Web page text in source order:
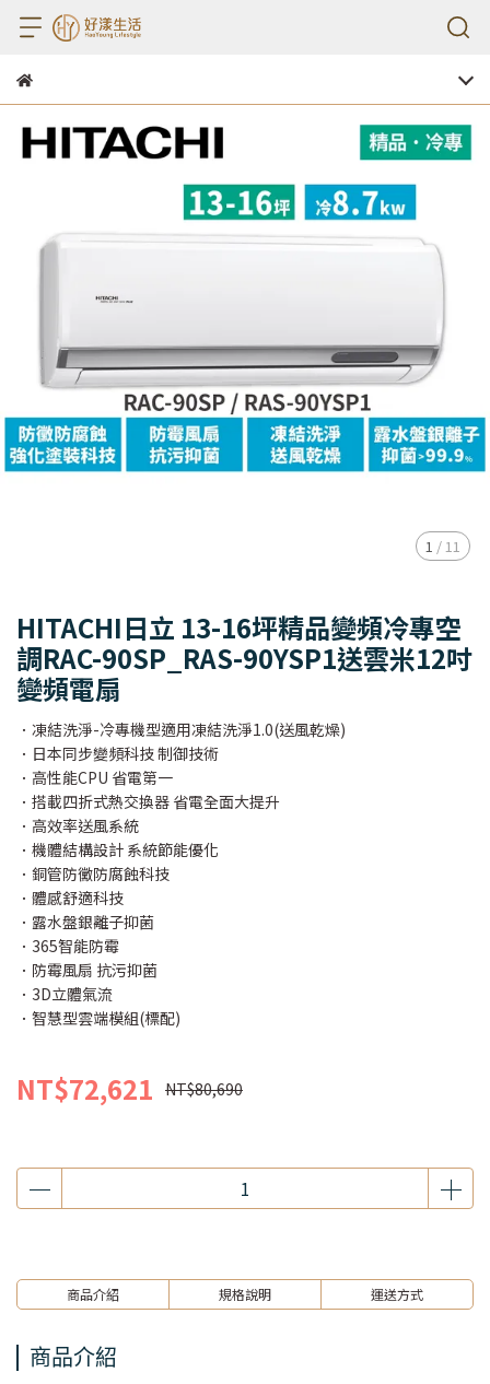
1 / 11
HITACHI日立 13-16坪精品變頻冷專空
調RAC-90SP_RAS-90YSP1送雲米12吋
變頻電扇
．凍結洗淨-冷專機型適用凍結洗淨1.0(送風乾燥)
．日本同步變頻科技 制御技術
．高性能CPU 省電第一
．搭載四折式熱交換器 省電全面大提升
．高效率送風系統
．機體結構設計 系統節能優化
．銅管防黴防腐蝕科技
．體感舒適科技
．露水盤銀離子抑菌
．365智能防霉
．防霉風扇 抗污抑菌
．3D立體氣流
．智慧型雲端模組(標配)
NT$72,621 NT$80,690
商品介紹 規格說明 運送方式
商品介紹